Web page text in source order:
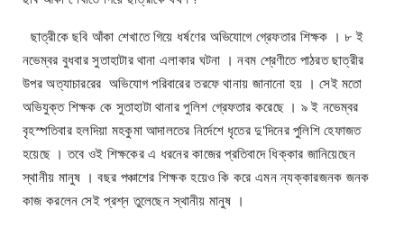
ছাত্রীকে ছবি আঁকা শেখাতে গিয়ে ধর্ষণের অভিযোগে গ্রেফতার শিক্ষক । ৮ ই
নভেম্বর বুধবার সুতাহাটার থানা এলাকার ঘটনা । নবম শ্রেণীতে পাঠরত ছাত্রীর
উপর অত্যাচাররের অভিযোগ পরিবারের তরফে থানায় জানানো হয় । সেই মতো
অভিযুক্ত শিক্ষক কে সুতাহাটা থানার পুলিশ গ্রেফতার করেছে । ৯ ই নভেম্বর
বৃহস্পতিবার হলদিয়া মহকুমা আদালতের নির্দেশে ধৃতের দু'দিনের পুলিশি হেফাজত
হয়েছে । তবে ওই শিক্ষকের এ ধরনের কাজের প্রতিবাদে ধিক্কার জানিয়েছেন
স্থানীয় মানুষ । বছর পঞ্চাশের শিক্ষক হয়েও কি করে এমন ন্যক্কারজনক জনক
কাজ করলেন সেই প্রশ্ন তুলেছেন স্থানীয় মানুষ ।